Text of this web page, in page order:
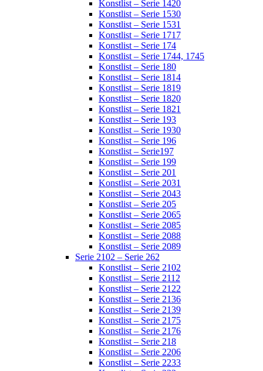
Konstlist – Serie 1420
Konstlist – Serie 1530
Konstlist – Serie 1531
Konstlist – Serie 1717
Konstlist – Serie 174
Konstlist – Serie 1744, 1745
Konstlist – Serie 180
Konstlist – Serie 1814
Konstlist – Serie 1819
Konstlist – Serie 1820
Konstlist – Serie 1821
Konstlist – Serie 193
Konstlist – Serie 1930
Konstlist – Serie 196
Konstlist – Serie197
Konstlist – Serie 199
Konstlist – Serie 201
Konstlist – Serie 2031
Konstlist – Serie 2043
Konstlist – Serie 205
Konstlist – Serie 2065
Konstlist – Serie 2085
Konstlist – Serie 2088
Konstlist – Serie 2089
Serie 2102 – Serie 262
Konstlist – Serie 2102
Konstlist – Serie 2112
Konstlist – Serie 2122
Konstlist – Serie 2136
Konstlist – Serie 2139
Konstlist – Serie 2175
Konstlist – Serie 2176
Konstlist – Serie 218
Konstlist – Serie 2206
Konstlist – Serie 2233